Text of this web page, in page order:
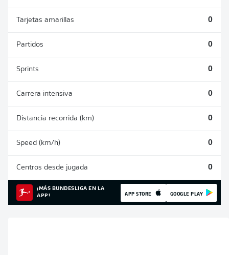
Tarjetas amarillas 0
Partidos 0
Sprints 0
Carrera intensiva 0
Distancia recorrida (km) 0
Speed (km/h) 0
Centros desde jugada 0
¡MÁS BUNDESLIGA EN LA
APP!
APP STORE GOOGLE PLAY